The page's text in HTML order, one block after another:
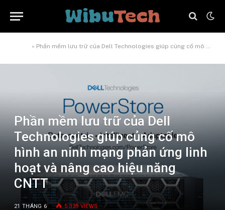
» Phần mềm lưu trữ của Dell Technologies giúp củng cố mô hình an ninh mạng phản ứng linh hoạt và nâng cao hiệu năng CNTT
Phần mềm lưu trữ của Dell
Technologies giúp củng cố mô
hình an ninh mạng phản ứng linh
hoạt và nâng cao hiệu năng
CNTT
21 THÁNG 6 5.339 VIEWS